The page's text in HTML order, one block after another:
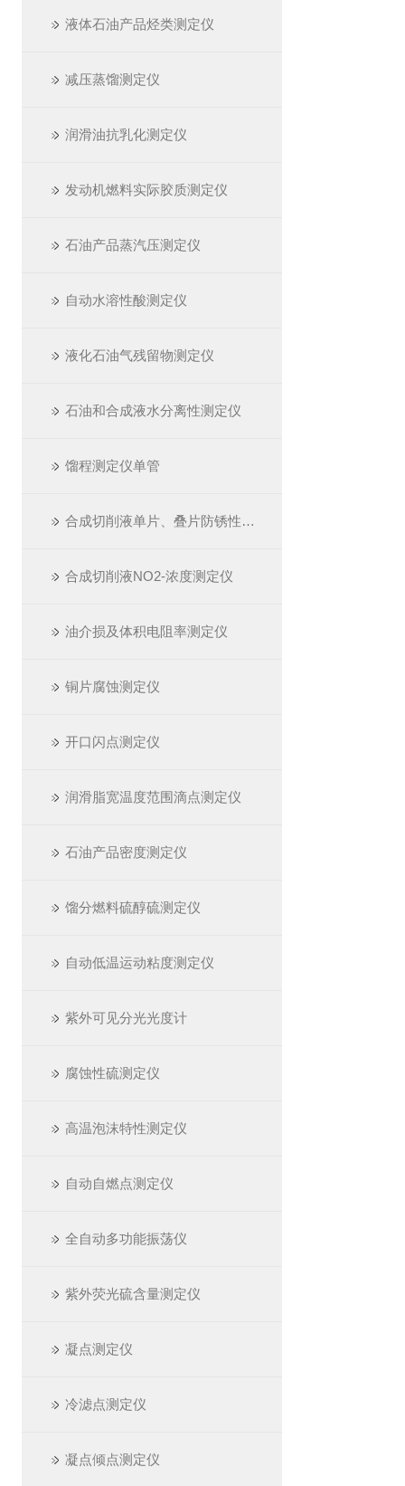
液体石油产品烃类测定仪
减压蒸馏测定仪
润滑油抗乳化测定仪
发动机燃料实际胶质测定仪
石油产品蒸汽压测定仪
自动水溶性酸测定仪
液化石油气残留物测定仪
石油和合成液水分离性测定仪
馏程测定仪单管
合成切削液单片、叠片防锈性测定仪
合成切削液NO2-浓度测定仪
油介损及体积电阻率测定仪
铜片腐蚀测定仪
开口闪点测定仪
润滑脂宽温度范围滴点测定仪
石油产品密度测定仪
馏分燃料硫醇硫测定仪
自动低温运动粘度测定仪
紫外可见分光光度计
腐蚀性硫测定仪
高温泡沫特性测定仪
自动自燃点测定仪
全自动多功能振荡仪
紫外荧光硫含量测定仪
凝点测定仪
冷滤点测定仪
凝点倾点测定仪